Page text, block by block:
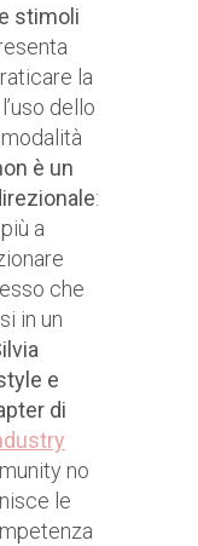
stimoli
la
dello
è un
:
a
che
in un
e
di
no
le